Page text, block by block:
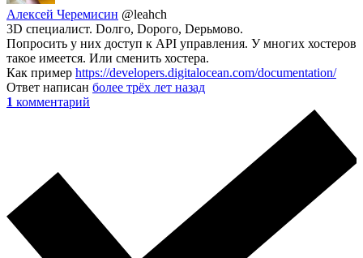
Алексей Черемисин @leahch
3D специалист. Dолго, Dорого, Dерьмово.
Попросить у них доступ к API управления. У многих хостеров
такое имеется. Или сменить хостера.
Как пример https://developers.digitalocean.com/documentation/
Ответ написан более трёх лет назад
1 комментарий